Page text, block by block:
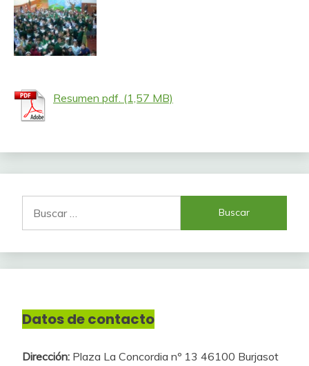
Resumen pdf.
Datos de contacto
Dirección: Plaza La Concordia nº 13 46100 Burjasot